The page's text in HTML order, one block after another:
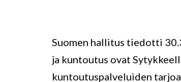
Suomen hallitus tiedotti
ja kuntoutus ovat
kuntoutuspalveluiden